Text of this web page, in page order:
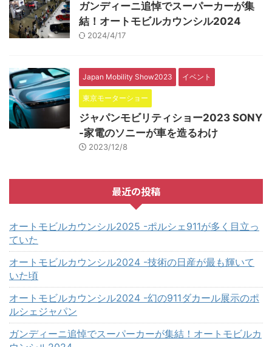
ガンディーニ追悼でスーパーカーが集
結！オートモビルカウンシル2024
2024/4/17
Japan Mobility Show2023 イベント
東京モーターショー
ジャパンモビリティショー2023 SONY
-家電のソニーが車を造るわけ
2023/12/8
最近の投稿
オートモビルカウンシル2025 -ポルシェ911が多く目立っ
ていた
オートモビルカウンシル2024 -技術の日産が最も輝いて
いた頃
オートモビルカウンシル2024 -幻の911ダカール展示のポ
ルシェジャパン
ガンディーニ追悼でスーパーカーが集結！オートモビルカ